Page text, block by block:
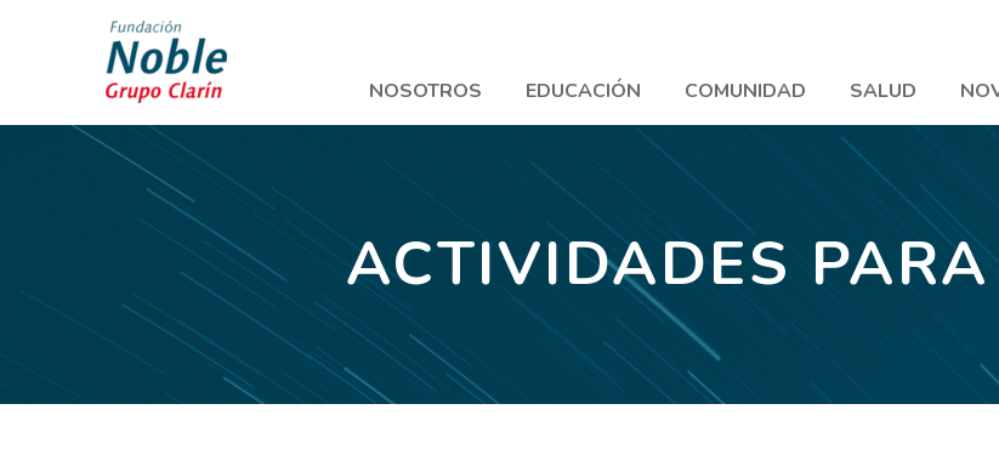
NOSOTROS EDUCACIÓN COMUNIDAD SALUD
ACTIVIDADES